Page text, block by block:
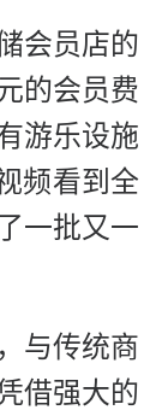
会员店的
的会员费
游乐设施
频看到全
一批又一
与传统商
借强大的